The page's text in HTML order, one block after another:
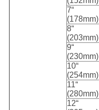
7“
(178mm)
8“
(203mm)
9“
(230mm)
10“
(254mm)
11“
(280mm)
12“